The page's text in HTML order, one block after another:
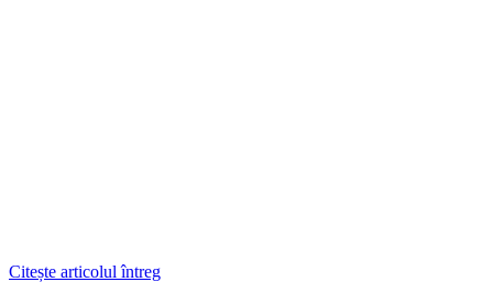
Citește articolul întreg